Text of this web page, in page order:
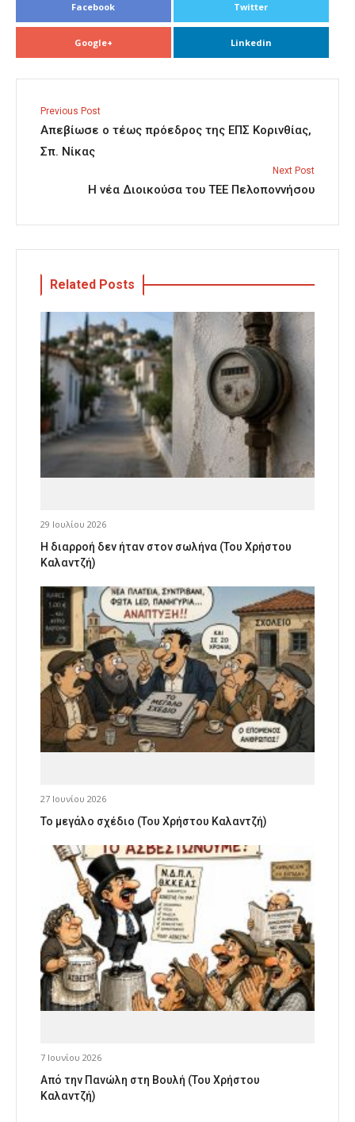
Facebook Twitter
Google+ Linkedin
Previous Post
Aπεβίωσε ο τέως πρόεδρος της ΕΠΣ Κορινθίας,
Σπ. Νίκας
Next Post
Η νέα Διοικούσα του ΤΕΕ Πελοποννήσου
Related Posts
29 Ιουλίου 2026
Η διαρροή δεν ήταν στον σωλήνα (Του Χρήστου
Καλαντζή)
27 Ιουνίου 2026
Το μεγάλο σχέδιο (Του Χρήστου Καλαντζή)
7 Ιουνίου 2026
Από την Πανώλη στη Βουλή (Του Χρήστου
Καλαντζή)